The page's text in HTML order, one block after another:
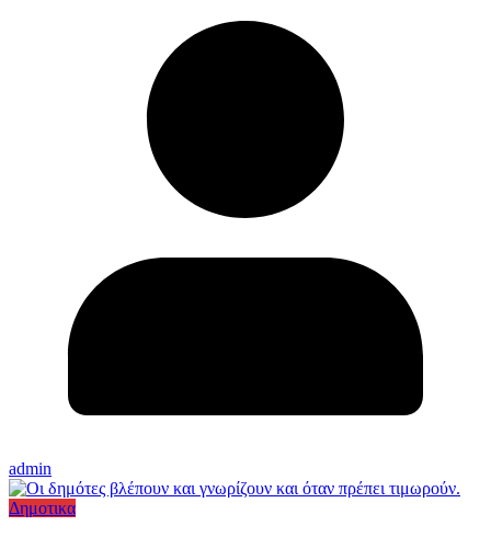
admin
Δημοτικα